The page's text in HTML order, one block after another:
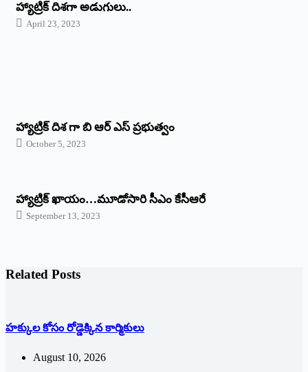
‌హ్యాట్రిక్‌ ‌దిశగా అడుగులు..
April 23, 2023
హ్యాట్రిక్ దిశ గా బి ఆర్ ఎస్ ప్రభుత్వం
October 5, 2023
హ్యాట్రిక్‌ ‌ఖాయం…మూడోసారి సీఎం కేసీఆరే
September 13, 2023
Related Posts
హక్కుల కోసం రోడ్డెక్కిన కార్మికులు
August 10, 2026